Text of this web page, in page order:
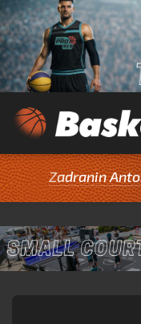
Zadranin Antonio